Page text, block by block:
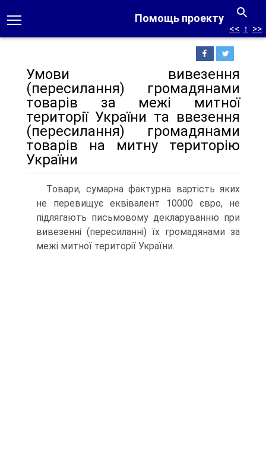
Помощь проекту
<< ↑ >>
Умови вивезення
(пересилання) громадянами
товарів за межі митної
території України та ввезення
(пересилання) громадянами
товарів на митну територію
України
Товари, сумарна фактурна вартість яких
не перевищує еквівалент 10000 євро, не
підлягають письмовому декларуванню при
вивезенні (пересиланні) їх громадянами за
межі митної території України.